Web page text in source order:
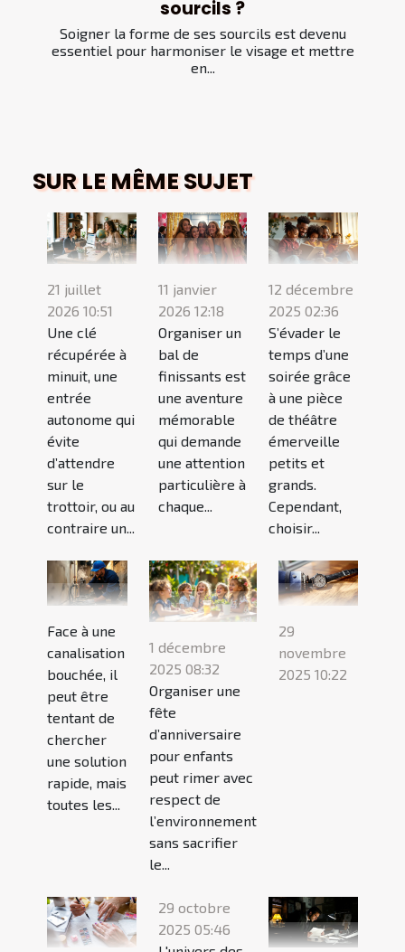
sourcils ?
Soigner la forme de ses sourcils est devenu
essentiel pour harmoniser le visage et mettre
en...
SUR LE MÊME SUJET
21 juillet
2026 10:51
Une clé
récupérée à
minuit, une
entrée
autonome qui
évite
d’attendre
sur le
trottoir, ou au
contraire un...
11 janvier
2026 12:18
Organiser un
bal de
finissants est
une aventure
mémorable
qui demande
une attention
particulière à
chaque...
12 décembre
2025 02:36
S’évader le
temps d’une
soirée grâce
à une pièce
de théâtre
émerveille
petits et
grands.
Cependant,
choisir...
Face à une
canalisation
bouchée, il
peut être
tentant de
chercher
une solution
rapide, mais
toutes les...
1 décembre
2025 08:32
Organiser une
fête
d’anniversaire
pour enfants
peut rimer avec
respect de
l’environnement
sans sacrifier
le...
29
novembre
2025 10:22
29 octobre
2025 05:46